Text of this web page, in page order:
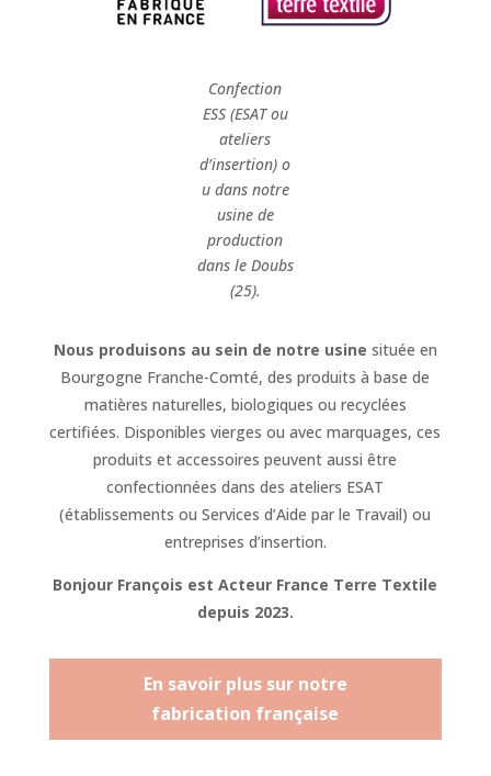
Confection
ESS (ESAT ou
ateliers
d’insertion)o
u dans notre
usine de
production
dans le Doubs
(25).
Nous produisons au sein de notre usine située en
Bourgogne Franche-Comté, des produits à base de
matières naturelles, biologiques ou recyclées
certifiées. Disponibles vierges ou avec marquages, ces
produits et accessoires peuvent aussi être
confectionnées dans des ateliers ESAT
(établissements ou Services d’Aide par le Travail) ou
entreprises d’insertion.
Bonjour François est Acteur France Terre Textile
depuis 2023.
En savoir plus sur notre
fabrication française